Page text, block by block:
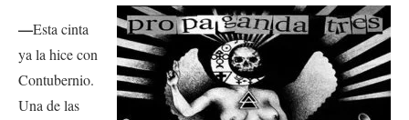
—Esta cinta
ya la hice con
Contubernio.
Una de las